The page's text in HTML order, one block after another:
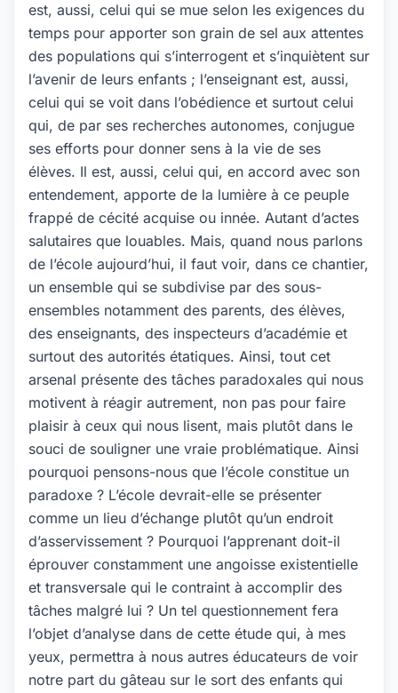
est, aussi, celui qui se mue selon les exigences du
temps pour apporter son grain de sel aux attentes
des populations qui s’interrogent et s’inquiètent sur
l’avenir de leurs enfants ; l’enseignant est, aussi,
celui qui se voit dans l’obédience et surtout celui
qui, de par ses recherches autonomes, conjugue
ses efforts pour donner sens à la vie de ses
élèves. Il est, aussi, celui qui, en accord avec son
entendement, apporte de la lumière à ce peuple
frappé de cécité acquise ou innée. Autant d’actes
salutaires que louables. Mais, quand nous parlons
de l’école aujourd’hui, il faut voir, dans ce chantier,
un ensemble qui se subdivise par des sous-
ensembles notamment des parents, des élèves,
des enseignants, des inspecteurs d’académie et
surtout des autorités étatiques. Ainsi, tout cet
arsenal présente des tâches paradoxales qui nous
motivent à réagir autrement, non pas pour faire
plaisir à ceux qui nous lisent, mais plutôt dans le
souci de souligner une vraie problématique. Ainsi
pourquoi pensons-nous que l’école constitue un
paradoxe ? L’école devrait-elle se présenter
comme un lieu d’échange plutôt qu’un endroit
d’asservissement ? Pourquoi l’apprenant doit-il
éprouver constamment une angoisse existentielle
et transversale qui le contraint à accomplir des
tâches malgré lui ? Un tel questionnement fera
l’objet d’analyse dans de cette étude qui, à mes
yeux, permettra à nous autres éducateurs de voir
notre part du gâteau sur le sort des enfants qui